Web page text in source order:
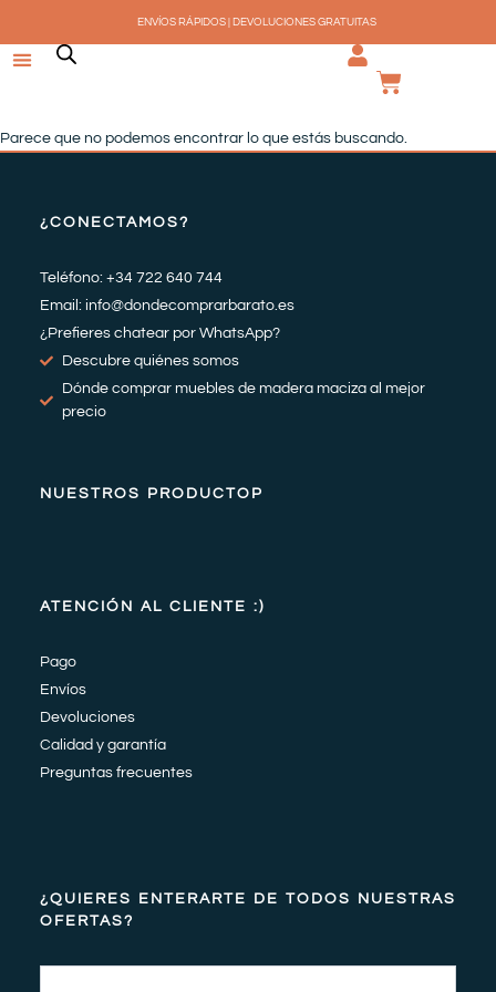
contenido
ENVÍOS RÁPIDOS | DEVOLUCIONES GRATUITAS
Parece que no podemos encontrar lo que estás buscando.
¿CONECTAMOS?
Teléfono: +34 722 640 744
Email: info@dondecomprarbarato.es
¿Prefieres chatear por WhatsApp?
Descubre quiénes somos
Dónde comprar muebles de madera maciza al mejor
precio
NUESTROS PRODUCTOP
ATENCIÓN AL CLIENTE :)
Pago
Envíos
Devoluciones
Calidad y garantía
Preguntas frecuentes
¿QUIERES ENTERARTE DE TODOS NUESTRAS
OFERTAS?